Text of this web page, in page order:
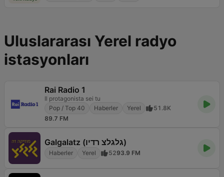
Uluslararası Yerel radyo
istasyonları
Rai Radio 1
Il protagonista sei tu
Pop / Top 40
Haberler Yerel
51.8K
89.7 FM
Galgalatz (גלגלצ רדיו)
Haberler Yerel 5293.9 FM